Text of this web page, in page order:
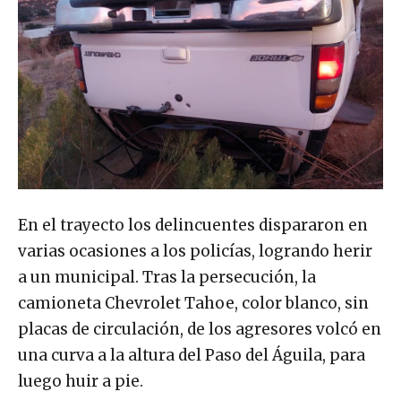
En el trayecto los delincuentes dispararon en
varias ocasiones a los policías, logrando herir
a un municipal. Tras la persecución, la
camioneta Chevrolet Tahoe, color blanco, sin
placas de circulación, de los agresores volcó en
una curva a la altura del Paso del Águila, para
luego huir a pie.